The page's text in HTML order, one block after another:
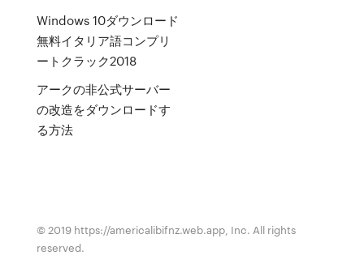
Windows 10ダウンロード
無料イタリア語コンプリ
ートクラック2018
アークの非公式サーバー
の改造をダウンロードす
る方法
© 2019 https://americalibifnz.web.app, Inc. All rights
reserved.